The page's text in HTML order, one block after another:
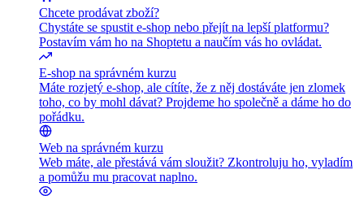
Chcete prodávat zboží?
Chystáte se spustit e-shop nebo přejít na lepší platformu?
Postavím vám ho na Shoptetu a naučím vás ho ovládat.
E-shop na správném kurzu
Máte rozjetý e-shop, ale cítíte, že z něj dostáváte jen zlomek
toho, co by mohl dávat? Projdeme ho společně a dáme ho do
pořádku.
Web na správném kurzu
Web máte, ale přestává vám sloužit? Zkontroluju ho, vyladím
a pomůžu mu pracovat naplno.